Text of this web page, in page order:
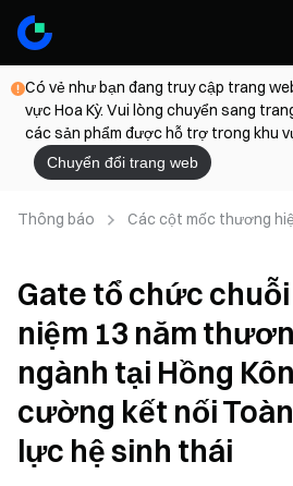
Có vẻ như bạn đang truy cập trang
vực Hoa Kỳ. Vui lòng chuyển sang
các sản phẩm được hỗ trợ trong khu
Chuyển đổi trang web
Thông báo Các cột mốc thương
Gate tổ chức
niệm 13 năm
ngành tại Hồng
cường kết nối
lực hệ sinh thái